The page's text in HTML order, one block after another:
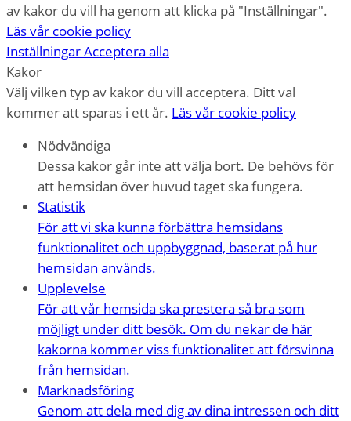
av kakor du vill ha genom att klicka på "Inställningar".
Läs vår cookie policy
InställningarAcceptera alla
Kakor
Välj vilken typ av kakor du vill acceptera. Ditt val
kommer att sparas i ett år. Läs vår cookie policy
Nödvändiga
Dessa kakor går inte att välja bort. De behövs för
att hemsidan över huvud taget ska fungera.
Statistik
För att vi ska kunna förbättra hemsidans
funktionalitet och uppbyggnad, baserat på hur
hemsidan används.
Upplevelse
För att vår hemsida ska prestera så bra som
möjligt under ditt besök. Om du nekar de här
kakorna kommer viss funktionalitet att försvinna
från hemsidan.
Marknadsföring
Genom att dela med dig av dina intressen och ditt